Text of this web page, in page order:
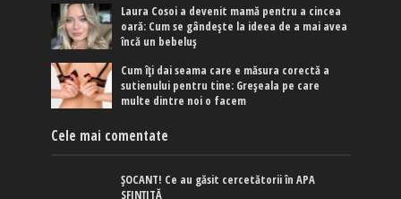
Laura Cosoi a devenit mamă pentru a cincea
oară: Cum se gândește la ideea de a mai avea
încă un bebeluș
Cum îți dai seama care e măsura corectă a
sutienului pentru tine: Greșeala pe care
multe dintre noi o facem
Cele mai comentate
ȘOCANT! Ce au găsit cercetătorii în APA
SFINȚITĂ